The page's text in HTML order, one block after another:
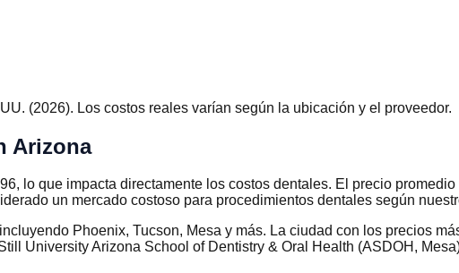
(2026). Los costos reales varían según la ubicación y el proveedor.
Arizona
lo que impacta directamente los costos dentales. El precio
un mercado costoso para procedimientos dentales según
Phoenix, Tucson, Mesa y más. La ciudad con los precios
University Arizona School of Dentistry & Oral Health (ASDOH,